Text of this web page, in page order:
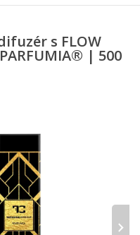
s FLOW
| 500
›